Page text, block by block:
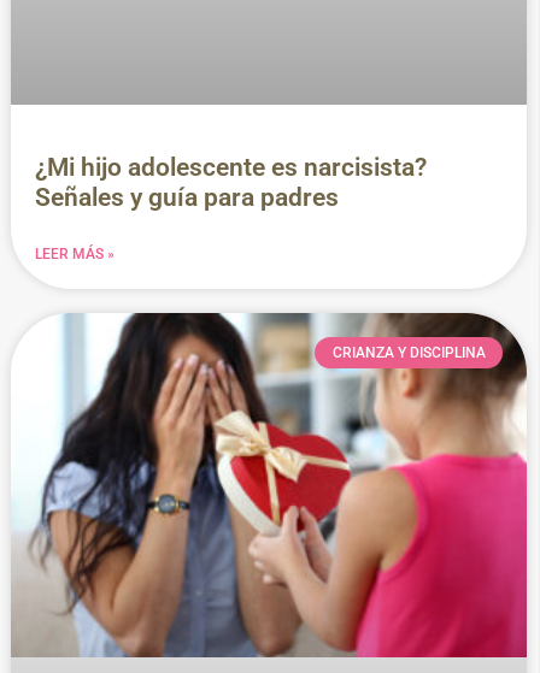
¿Mi hijo adolescente es narcisista?
Señales y guía para padres
LEER MÁS »
CRIANZA Y DISCIPLINA